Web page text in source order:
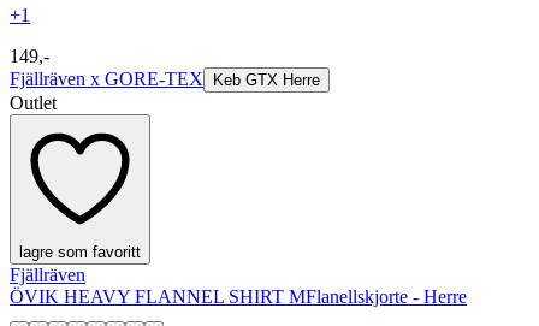
+1
149,-
Fjällräven x GORE-TEX
Keb GTX Herre
Outlet
lagre som favoritt
Fjällräven
ÖVIK HEAVY FLANNEL SHIRT MFlanellskjorte - Herre